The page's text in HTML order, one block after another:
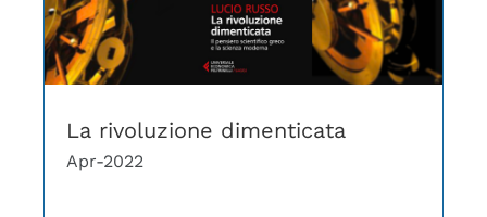
La rivoluzione dimenticata
Apr-2022